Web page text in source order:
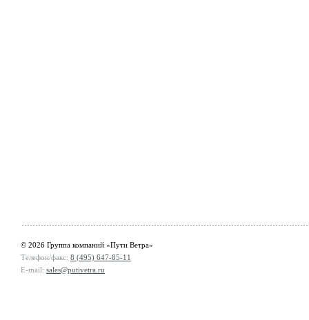
© 2026 Группа компаний «Пути Ветра»
Телефон/факс: 8 (495) 647-85-11
E-mail: sales@putivetra.ru